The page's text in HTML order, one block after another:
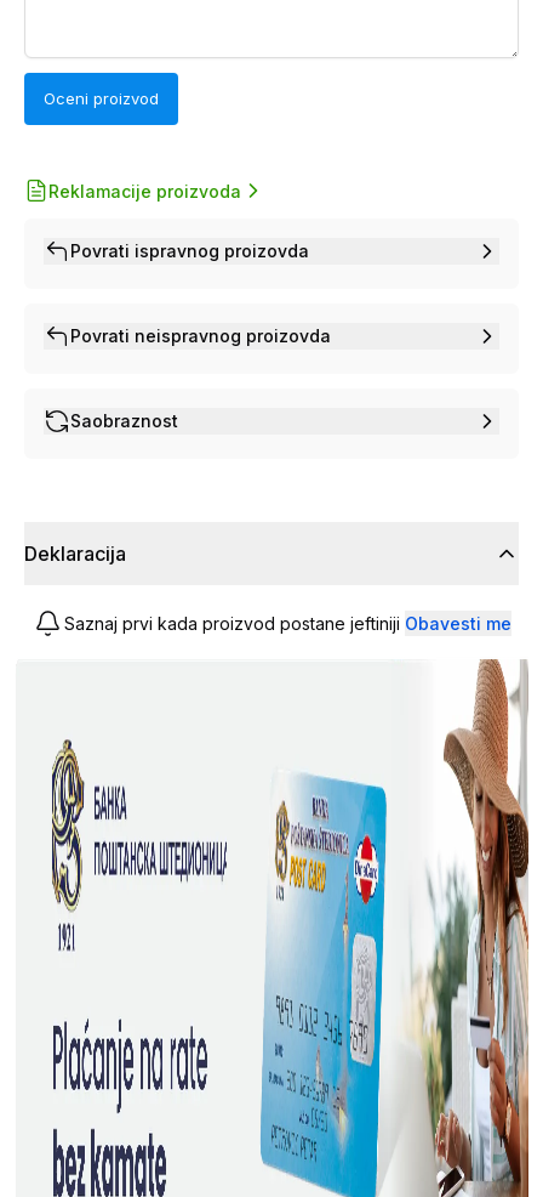
Oceni proizvod
Reklamacije proizvoda
Povrati ispravnog proizovda
Povrati neispravnog proizovda
Saobraznost
Deklaracija
Saznaj prvi kada proizvod postane jeftiniji Obavesti me